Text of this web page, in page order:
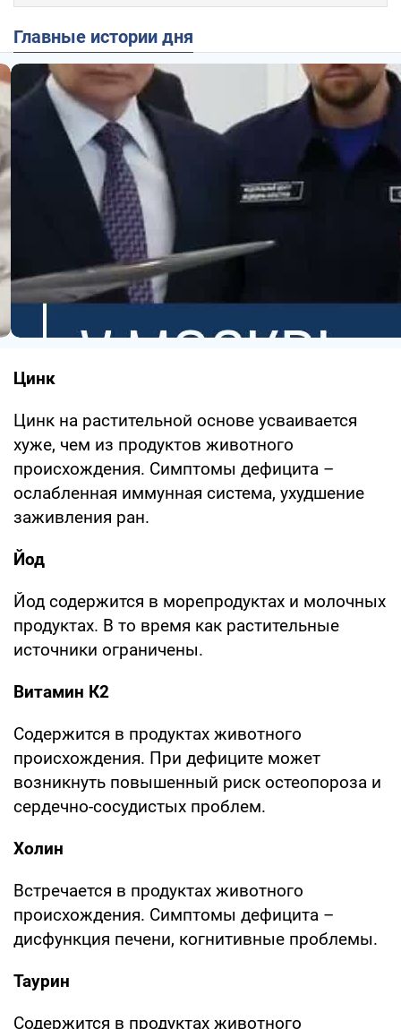
Главные истории дня
Цинк
Цинк на растительной основе усваивается
хуже, чем из продуктов животного
происхождения. Симптомы дефицита –
ослабленная иммунная система, ухудшение
заживления ран.
Йод
Йод содержится в морепродуктах и молочных
продуктах. В то время как растительные
источники ограничены.
Витамин К2
Содержится в продуктах животного
происхождения. При дефиците может
возникнуть повышенный риск остеопороза и
сердечно-сосудистых проблем.
Холин
Встречается в продуктах животного
происхождения. Симптомы дефицита –
дисфункция печени, когнитивные проблемы.
Таурин
Содержится в продуктах животного